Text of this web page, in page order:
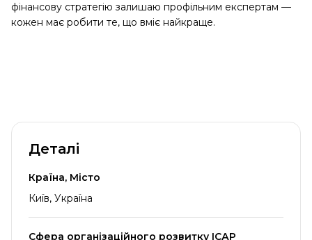
фінансову стратегію залишаю профільним експертам —
кожен має робити те, що вміє найкраще.
Деталі
Країна, Місто
Київ, Україна
Сфера організаційного розвитку ІСАР